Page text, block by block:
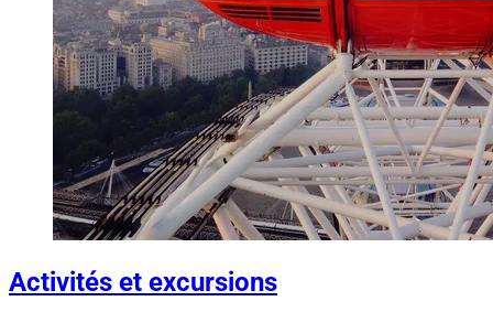
Activités et excursions